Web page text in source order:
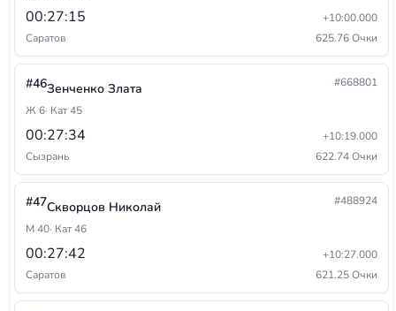
00:27:15
+10:00.000
Саратов
625.76 Очки
#46Зенченко Злата
#668801
Ж 6· Кат 45
00:27:34
+10:19.000
Сызрань
622.74 Очки
#47Скворцов Николай
#488924
М 40· Кат 46
00:27:42
+10:27.000
Саратов
621.25 Очки